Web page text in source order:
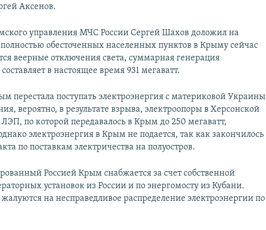
Аксенов.
управления МЧС России Сергей Шахов доложил на
обесточенных населенных пунктов в Крыму сейчас
веерные отключения света, суммарная генерация
в настоящее время 931 мегаватт.
перестала поступать электроэнергия с материковой Украины
вероятно, в результате взрыва, электроопоры в Херсонской
по которой передавалось в Крым до 250 мегаватт,
электроэнергия в Крым не подается, так как закончилось
по поставкам электричества на полуостров.
Россией Крым снабжается за счет собственной
установок из России и по энергомосту из Кубани.
на несправедливое распределение электроэнергии по